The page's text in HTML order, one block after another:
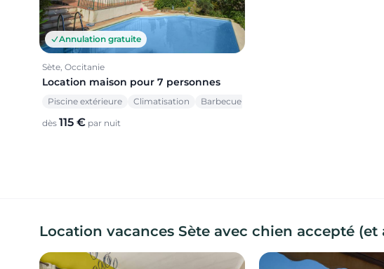
Annulation gratuite
Sète, Occitanie
Location maison pour 7 personnes
Piscine extérieure Climatisation Barbecue
dès 115 € par nuit
Location vacances Sète avec chien accepté